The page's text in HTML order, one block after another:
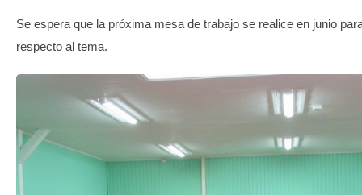
Se espera que la próxima mesa de trabajo se realice en junio
respecto al tema.